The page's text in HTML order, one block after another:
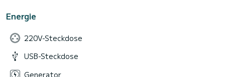
Energie
220V-Steckdose
USB-Steckdose
Generator